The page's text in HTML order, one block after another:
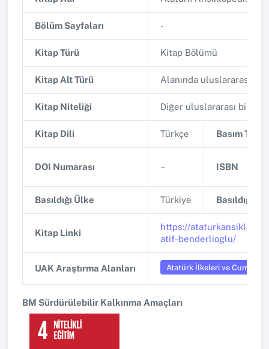
Bölüm Sayfaları -
Kitap Türü Kitap Bölümü
Kitap Alt Türü Alanında uluslararası
Kitap Niteliği Diğer uluslararası
Kitap Dili Türkçe Basım Tarihi
DOI Numarası – ISBN
Basıldığı Ülke Türkiye Basıldığı
Kitap Linki
https://
atif-benderlioglu/
UAK Araştırma Alanları Atatürk İlkeleri ve
BM Sürdürülebilir Kalkınma Amaçları